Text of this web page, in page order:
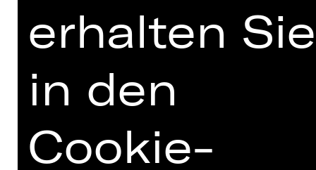
MIT FREUNDLICHER
UNTERSTÜTZUNG
erhalten Sie
in den
Cookie-